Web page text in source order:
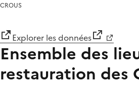
CROUS
Explorer les données
Ensemble des
restauration des